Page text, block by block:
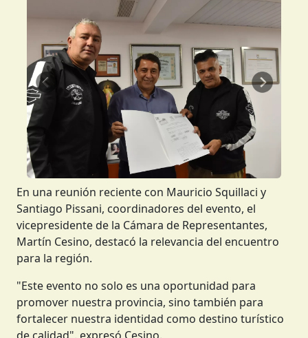
Anterior
En una reunión reciente con Mauricio Squillaci y
Santiago Pissani, coordinadores del evento, el
vicepresidente de la Cámara de Representantes,
Martín Cesino, destacó la relevancia del encuentro
para la región.
"Este evento no solo es una oportunidad para
promover nuestra provincia, sino también para
fortalecer nuestra identidad como destino turístico